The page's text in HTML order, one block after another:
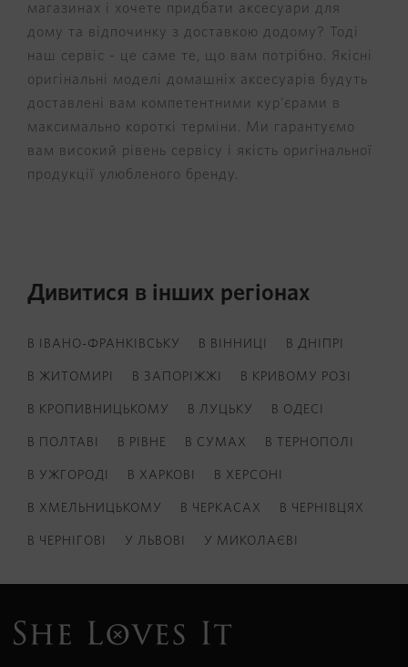
магазинах і хочете придбати аксесуари для
дому та відпочинку з доставкою додому? Тоді
наш сервіс - це саме те, що вам потрібно. Якісні
оригінальні моделі домашніх аксесуарів будуть
доставлені вам компетентними кур'єрами в
максимально короткі терміни. Ми гарантуємо
вам високий рівень сервісу і якість оригінальної
продукції улюбленого бренду.
Дивитися в інших регіонах
В ІВАНО-ФРАНКІВСЬКУ В ВІННИЦІ В ДНІПРІ
В ЖИТОМИРІ В ЗАПОРІЖЖІ В КРИВОМУ РОЗІ
В КРОПИВНИЦЬКОМУ В ЛУЦЬКУ В ОДЕСІ
В ПОЛТАВІ В РІВНЕ В СУМАХ В ТЕРНОПОЛІ
В УЖГОРОДІ В ХАРКОВІ В ХЕРСОНІ
В ХМЕЛЬНИЦЬКОМУ В ЧЕРКАСАХ В ЧЕРНІВЦЯХ
В ЧЕРНІГОВІ У ЛЬВОВІ У МИКОЛАЄВІ